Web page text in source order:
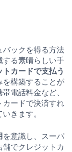
バックを得る方法
する素晴らしい手
カードで支払う
を構築することが
電話料金など、
カードで決済すれ
きます。
を意識し、スーパ
でクレジットカ